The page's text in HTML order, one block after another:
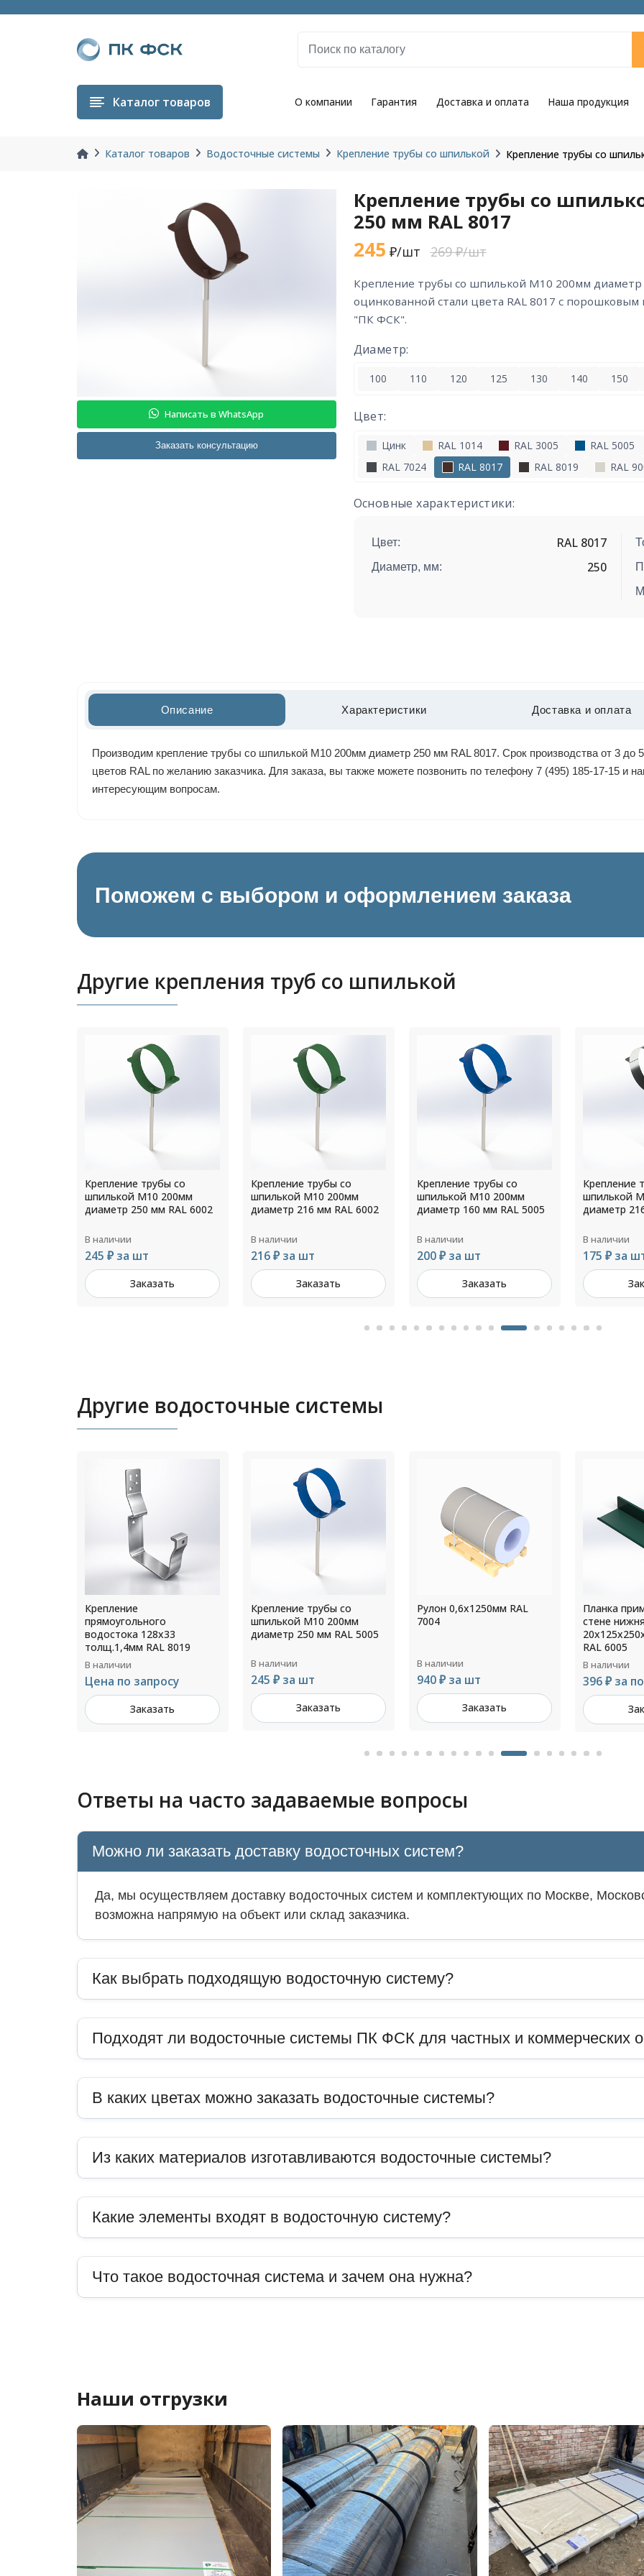
Каталог товаров О компании Гарантия Доставка и оплата Наша продукция
Каталог товаров Водосточные системы Крепление трубы со шпилькой Крепление трубы со
Написать в WhatsApp
Заказать консультацию
Крепление трубы со
250 мм RAL 8017
245 ₽/шт 269 ₽/шт
крепление трубы со шпилькой М10 200мм диаметр 250 мм RAL 8017 из
оцинкованной стали цвета RAL 8017 с
"ПК ФСК".
Диаметр:
100 110 120 125 130 140 150
Цвет:
Цинк RAL 1014 RAL 3005 RAL 5005
RAL 7024
RAL 8017 RAL 8019 RAL
Основные характеристики:
Цвет: RAL 8017
Диаметр, мм: 250
Описание Характеристики Доставка и оплата
Производим крепление трубы со шпилькой М10 200мм диаметр 250 мм RAL 8017. Срок производства от 3 до
цветов RAL по желанию заказчика. Для заказа, вы также можете позвонить по телефону 7 (495) 185-17-15 и
интересующим вопросам.
Поможем с выбором и оформлением заказа
Другие крепления труб со шпилькой
Крепление трубы со
шпилькой М10 200мм
диаметр 216 мм RAL 6002
В наличии
216 ₽ за шт
Заказать
Крепление трубы со
шпилькой М10 200мм
диаметр 160 мм RAL 5005
В наличии
200 ₽ за шт
Заказать
Крепление трубы со
шпилькой М10 200мм
диаметр 216 мм Цинк
В наличии
175 ₽ за шт
Заказать
Крепление
шпилькой
диаметр
В наличии
211 ₽ за
Другие водосточные системы
Крепление трубы со
шпилькой М10 200мм
диаметр 250 мм RAL 5005
В наличии
245 ₽ за шт
Заказать
Рулон 0,6x1250мм RAL
7004
В наличии
940 ₽ за шт
Заказать
Планка примыкания к
стене нижняя 0,45мм
В наличии
396 ₽ за пог. м
Заказать
толщ.4,0мм
В наличии
Цена по
Ответы на часто задаваемые вопросы
Можно ли заказать доставку водосточных систем?
Да, мы осуществляем доставку водосточных систем и комплектующих по Москве,
возможна напрямую на объект или склад заказчика.
Как выбрать подходящую водосточную систему?
Подходят ли водосточные системы ПК ФСК для частных и коммерческих
В каких цветах можно заказать водосточные системы?
Из каких материалов изготавливаются водосточные системы?
Какие элементы входят в водосточную систему?
Что такое водосточная система и зачем она нужна?
Наши отгрузки